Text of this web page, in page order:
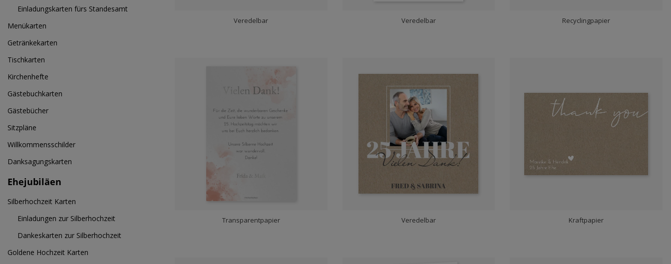
Einladungskarten fürs Standesamt
Menükarten
Getränkekarten
Tischkarten
Kirchenhefte
Gästebuchkarten
Gästebücher
Sitzpläne
Willkommensschilder
Danksagungskarten
Ehejubiläen
Silberhochzeit Karten
Einladungen zur Silberhochzeit
Dankeskarten zur Silberhochzeit
Goldene Hochzeit Karten
Veredelbar Veredelbar Recyclingpapier
Transparentpapier Veredelbar Kraftpapier